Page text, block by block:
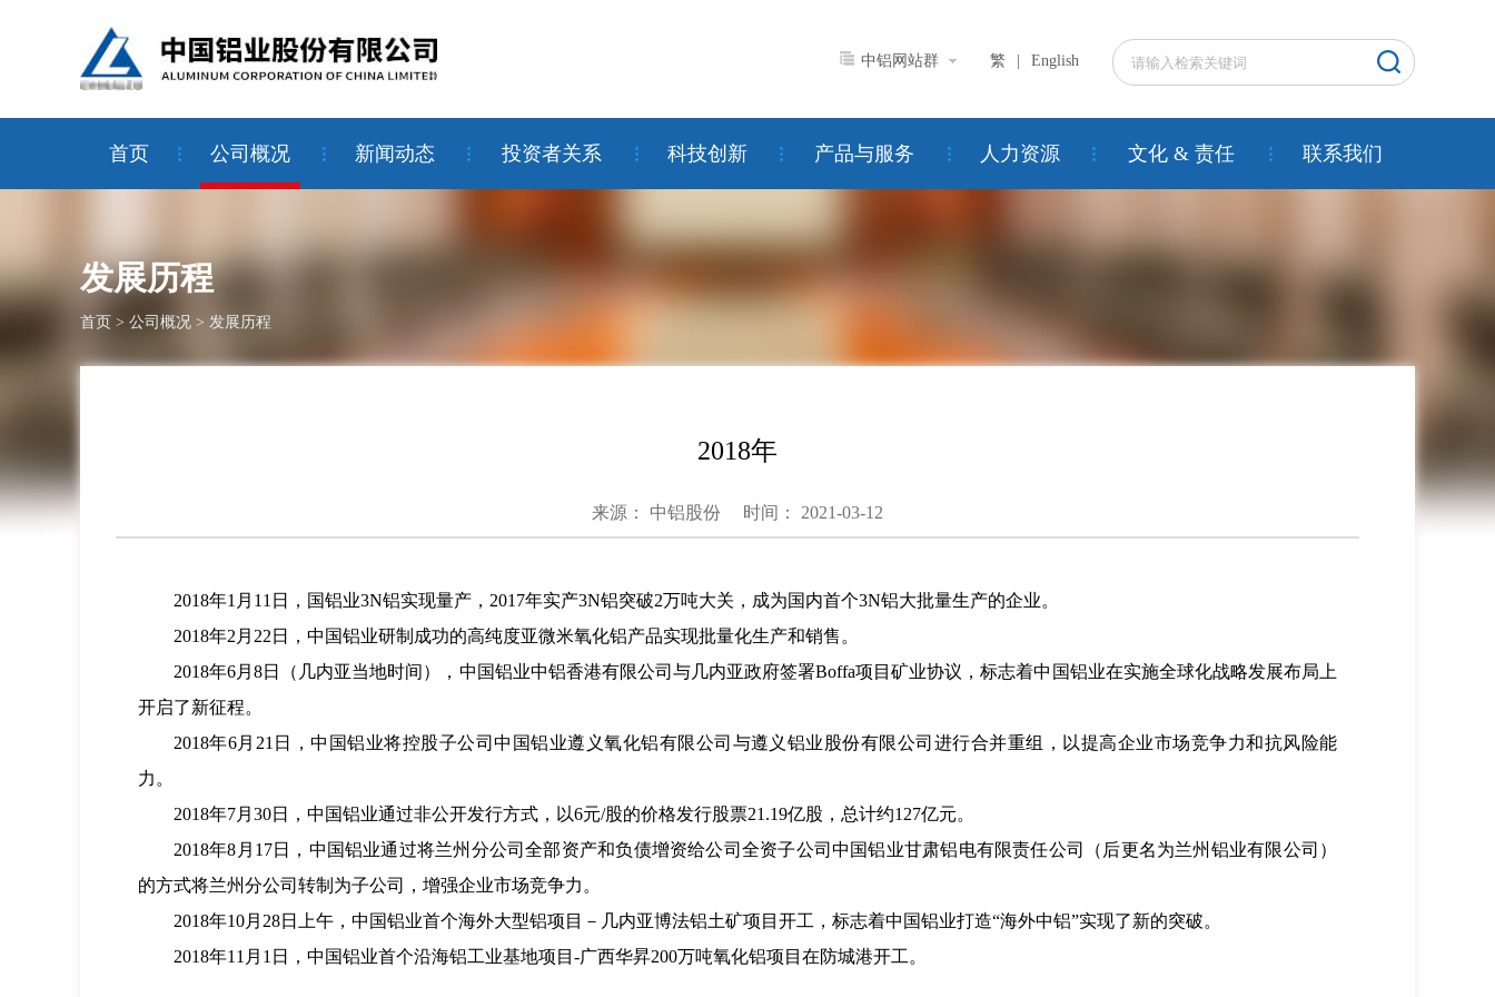
繁 English
中铝网站群
首页 公司概况 新闻动态 投资者关系 科技创新 产品与服务 人力资源 文化 & 责任 联系我们
发展历程
首页 > 公司概况 > 发展历程
2018年
来源： 中铝股份 时间： 2021-03-12
2018年1月11日，国铝业3N铝实现量产，2017年实产3N铝突破2万吨大关，成为国内首个3N铝大批量生产的企业。
2018年2月22日，中国铝业研制成功的高纯度亚微米氧化铝产品实现批量化生产和销售。
2018年6月8日（几内亚当地时间），中国铝业中铝香港有限公司与几内亚政府签署Boffa项目矿业协议，标志着中国铝业在实施全球化战略发展布局上
开启了新征程。
2018年6月21日，中国铝业将控股子公司中国铝业遵义氧化铝有限公司与遵义铝业股份有限公司进行合并重组，以提高企业市场竞争力和抗风险能
力。
2018年7月30日，中国铝业通过非公开发行方式，以6元/股的价格发行股票21.19亿股，总计约127亿元。
2018年8月17日，中国铝业通过将兰州分公司全部资产和负债增资给公司全资子公司中国铝业甘肃铝电有限责任公司（后更名为兰州铝业有限公司）
的方式将兰州分公司转制为子公司，增强企业市场竞争力。
2018年10月28日上午，中国铝业首个海外大型铝项目－几内亚博法铝土矿项目开工，标志着中国铝业打造“海外中铝”实现了新的突破。
2018年11月1日，中国铝业首个沿海铝工业基地项目-广西华昇200万吨氧化铝项目在防城港开工。